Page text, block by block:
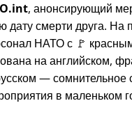
, анонсирующий
дату смерти друга. На
НАТО с 🚩
на английском,
— сомнительное
в маленьком